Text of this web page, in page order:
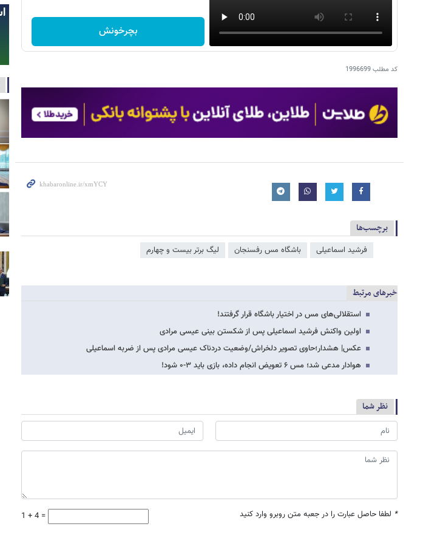
بچرخونش
کد مطلب1996699
برچسب‌ها
فرشید اسماعیلی باشگاه مس رفسنجان لیگ برتر بیست و چهارم
خبرهای مرتبط
استقلالی‌های مس در اختیار باشگاه قرار گرفتند!
اولین واکنش فرشید اسماعیلی پس از شکستن بینی عیسی مرادی
عکس| هشدار؛حاوی تصویر دلخراش/وضعیت دردناک عیسی مرادی پس از ضربه اسماعیلی
هوادار مدعی شد؛ مس ۶ تعویض انجام داده، بازی باید ۳-۰ شود!
نظر شما
* لطفا حاصل عبارت را در جعبه متن روبرو وارد کنید 1 + 4 =